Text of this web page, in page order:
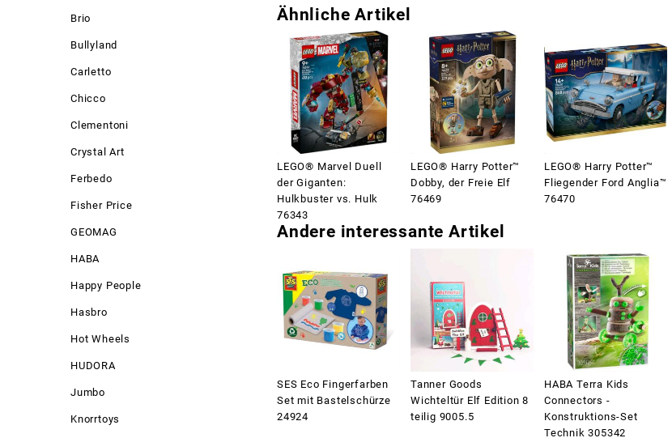
Brio
Bullyland
Carletto
Chicco
Clementoni
Crystal Art
Ferbedo
Fisher Price
GEOMAG
HABA
Happy People
Hasbro
Hot Wheels
HUDORA
Jumbo
Knorrtoys
Ähnliche Artikel
LEGO® Marvel Duell
der Giganten:
Hulkbuster vs. Hulk
76343
LEGO® Harry Potter™
Dobby, der Freie Elf
76469
LEGO® Harry Potter™
Fliegender Ford Anglia™
76470
Andere interessante Artikel
SES Eco Fingerfarben
Set mit Bastelschürze
24924
Tanner Goods
Wichteltür Elf Edition 8
teilig 9005.5
HABA Terra Kids
Connectors -
Konstruktions-Set
Technik 305342